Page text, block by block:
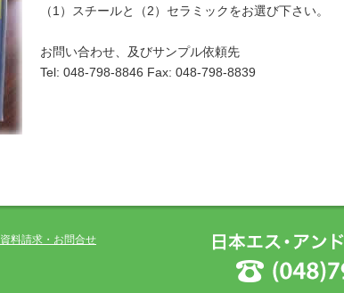
（1）スチールと（2）セラミックをお選び下さい。
お問い合わせ、及びサンプル依頼先
Tel: 048-798-8846 Fax: 048-798-8839
資料請求・お問合せ